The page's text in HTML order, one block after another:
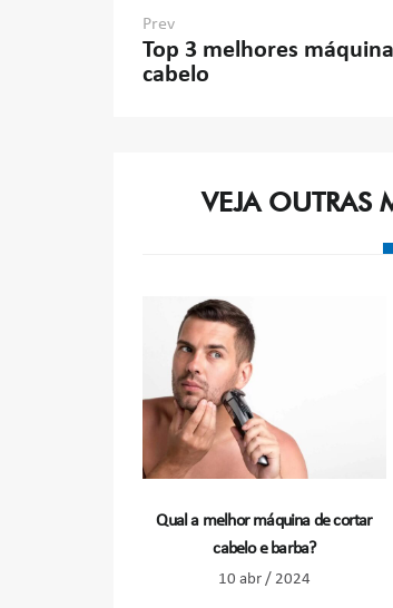
Navegação
de
Prev
Top 3 melhores
cabelo
VEJA OUTRAS
Qual a melhor máquina de cortar
cabelo e barba?
10 abr / 2024